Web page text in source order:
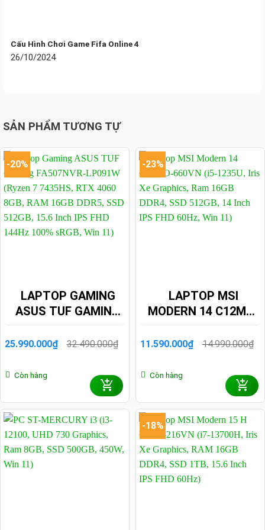
Thời lượng pin ấn tượng, thân thiện với môi
trường
Với viên pin lithium tích hợp, chuột không dây Rapoo
MT760L Multi Device có thể hoạt động liên tục lên đến
30 ngày chỉ sau một lần sạc đầy. Bạn không cần phải lo
lắng về việc thay pin thường xuyên, vừa tiết kiệm chi phí
Cấu Hình Chơi Game Fifa Online 4
26/10/2024
SẢN PHẨM TƯƠNG TỰ
-20%
LAPTOP GAMING
ASUS TUF GAMING
FA507NVR-LP091W
(RYZEN 7 7435HS,
16GB DDR5, SSD
512GB, 15.6 INCH
IPS FHD 144HZ
100% SRGB, WIN 11)
32.490.000₫
Giá
32.490.000₫.
25.990.000₫
Giá
25.990.000₫.
Còn hàng
-23%
LAPTOP MSI
MODERN 14 C12MO-
660VN (I5-1235U,
IRIS XE GRAPHICS,
SSD 512GB, 14 INCH
IPS FHD 60HZ, WIN
11)
14.990.000₫
Giá
14.990.000₫.
11.590.000₫
Giá
11.590.000₫.
Còn hàng
-18%